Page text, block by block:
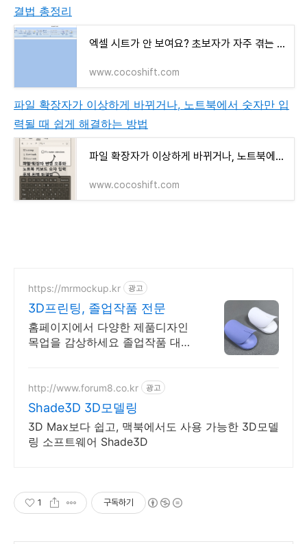
결법 총정리
엑셀 시트가 안 보여요? 초보자가 자주 겪는 숨김 문제 해결법 총정리
www.cocoshift.com
파일 확장자가 이상하게 바뀌거나, 노트북에서 숫자만 입
력될 때 쉽게 해결하는 방법
파일 확장자가 이상하게 바뀌거나, 노트북에서 숫자만 입력될 때 쉽게 해결하는 방법
www.cocoshift.com
https://mrmockup.kr 광고
3D프린팅, 졸업작품 전문
홈페이지에서 다양한 제품디자인
목업을 감상하세요 졸업작품 대표
http://www.forum8.co.kr 광고
Shade3D 3D모델링
3D Max보다 쉽고, 맥북에서도 사용 가능한 3D모델
링 소프트웨어 Shade3D
1 구독하기